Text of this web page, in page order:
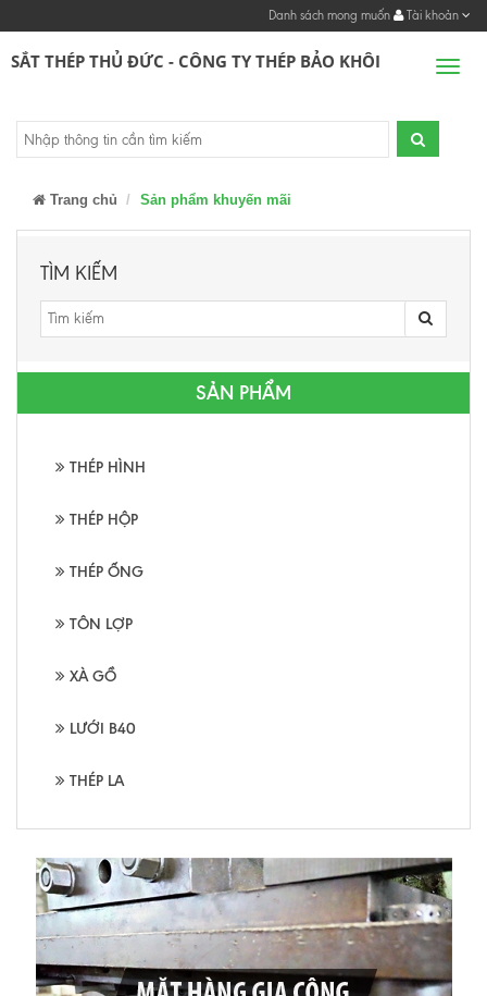
Danh sách mong muốn Tài khoản
SẮT THÉP THỦ ĐỨC - CÔNG TY THÉP BẢO KHÔI
Trang chủ Sản phẩm khuyến mãi
TÌM KIẾM
SẢN PHẨM
THÉP HÌNH
THÉP HỘP
THÉP ỐNG
TÔN LỢP
XÀ GỒ
LƯỚI B40
THÉP LA